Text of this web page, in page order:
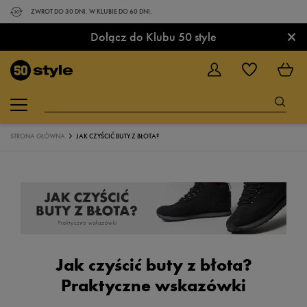
ZWROT DO 30 DNI. W KLUBIE DO 60 DNI.
Dołącz do Klubu 50 style ×
STRONA GŁÓWNA JAK CZYŚCIĆ BUTY Z BŁOTA?
Jak czyścić buty z błota?
Praktyczne wskazówki